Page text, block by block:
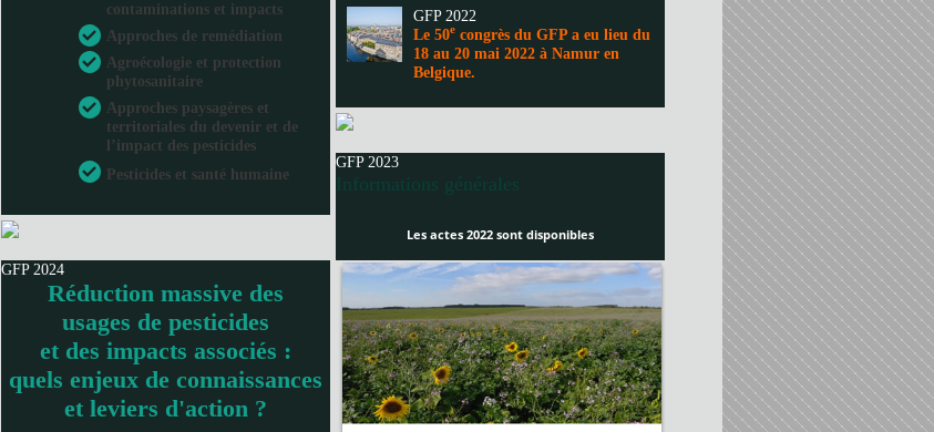
contaminations et impacts
Approches de remédiation
Agroécologie et protection
phytosanitaire
Approches paysagères et
territoriales du devenir et de
l’impact des pesticides
Pesticides et santé humaine
GFP 2022
Le 50e congrès du GFP a eu lieu du
18 au 20 mai 2022 à Namur en
Belgique.
GFP 2023
Informations générales
Les actes 2022 sont disponibles
GFP 2024
Réduction massive des
usages de pesticides
et des impacts associés :
quels enjeux de connaissances
et leviers d'action ?